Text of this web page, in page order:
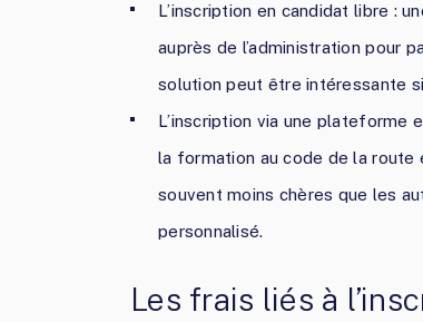
L’inscription en candidat libre :
auprès de l’administration pour
solution peut être intéressante
L’inscription via une plateforme
la formation au code de la route
souvent moins chères que les
personnalisé.
Les frais liés à